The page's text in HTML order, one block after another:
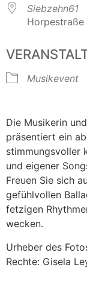
Siebzehn61
Horpestraße
Musikevent
Die Musikerin
präsentiert ein
stimmungsvoller
und eigener
Freuen Sie sich
gefühlvollen
fetzigen
wecken.
Urheber des
Rechte: Gisela